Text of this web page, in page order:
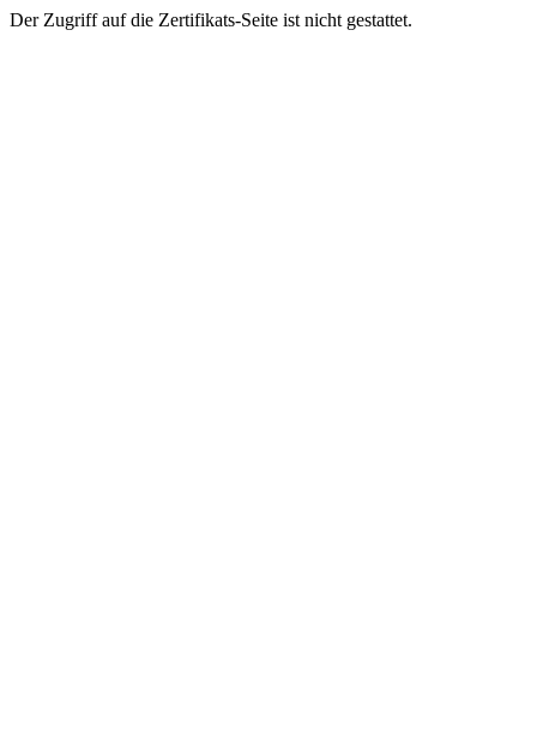
Der Zugriff auf die Zertifikats-Seite ist nicht gestattet.